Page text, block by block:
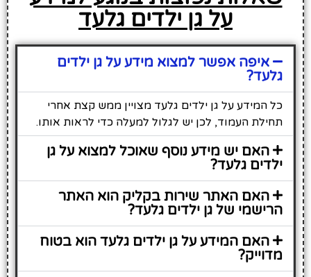
על גן ילדים גלעד
איפה אפשר למצוא מידע על גן ילדים
גלעד?
כל המידע על גן ילדים גלעד מצויין ממש קצת אחרי
תחילת העמוד, לכן יש לגלול למעלה כדי לראות אותו.
האם יש מידע נוסף שאוכל למצוא על גן
ילדים גלעד?
האם האתר שירות בקליק הוא האתר
הרישמי של גן ילדים גלעד?
האם המידע על גן ילדים גלעד הוא בטוח
מדוייק?